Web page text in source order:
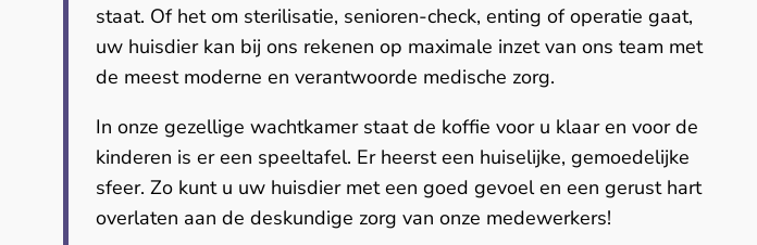
staat. Of het om sterilisatie, senioren-check, enting of operatie gaat,
uw huisdier kan bij ons rekenen op maximale inzet van ons team met
de meest moderne en verantwoorde medische zorg.
In onze gezellige wachtkamer staat de koffie voor u klaar en voor de
kinderen is er een speeltafel. Er heerst een huiselijke, gemoedelijke
sfeer. Zo kunt u uw huisdier met een goed gevoel en een gerust hart
overlaten aan de deskundige zorg van onze medewerkers!